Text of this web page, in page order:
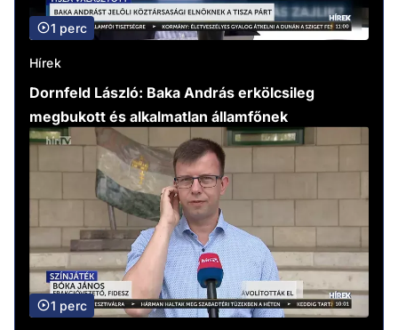
1 perc
Hírek
Dornfeld László: Baka András erkölcsileg
megbukott és alkalmatlan államfőnek
1 perc